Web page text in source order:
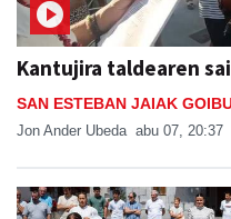
Kantujira taldearen
SAN ESTEBAN JAIAK
Jon Ander Ubeda abu 07, 20:37